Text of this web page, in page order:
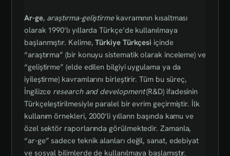
Ar-ge, araştırma-geliştirmekavramının kısaltması
olarak 1990’lı yıllarda Türkçe’de kullanılmaya
başlanmıştır. Kelime,Türkiye Türkçesi içinde
“araştırma” (bir konuyu sistematik olarak inceleme) ve
“geliştirme” (elde edilen bilgiyi uygulama ya da
iyileştirme) kavramlarını birleştirir. Tüm bu süreç,
İngilizce research and development(R&D) ifadesinin
Türkçeleştirilmesiyle paralel bir evrim geçirmiştir. İlk
kullanım örnekleri, 2000’li yılların başında kamu ve
özel sektör raporlarında görülmektedir. Zamanla,
“ar-ge” sadece teknik alanları değil, sanat, edebiyat
ve sosyal bilimlerde de kullanılmaya başlamıştır.